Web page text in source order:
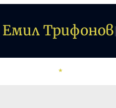
Емил Трифонов|